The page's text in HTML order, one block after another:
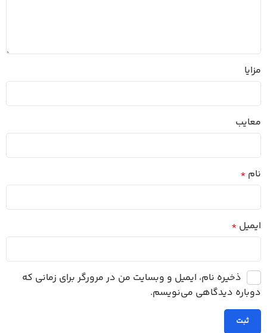
مزایا
معایب
نام *
ایمیل *
ذخیره نام، ایمیل و وبسایت من در مرورگر برای زمانی که
دوباره دیدگاهی می‌نویسم.